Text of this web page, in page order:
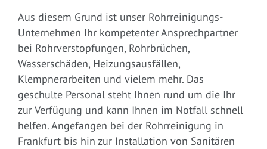
Aus diesem Grund ist unser Rohrreinigungs-
Unternehmen Ihr kompetenter Ansprechpartner
bei Rohrverstopfungen, Rohrbrüchen,
Wasserschäden, Heizungsausfällen,
Klempnerarbeiten und vielem mehr. Das
geschulte Personal steht Ihnen rund um die Ihr
zur Verfügung und kann Ihnen im Notfall schnell
helfen. Angefangen bei der Rohrreinigung in
Frankfurt bis hin zur Installation von Sanitären